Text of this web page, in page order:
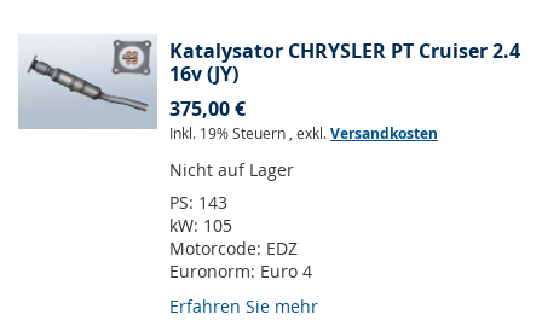
Katalysator CHRYSLER PT Cruiser 2.4
16v (JY)
375,00 €
Inkl. 19% Steuern , exkl.Versandkosten
Nicht auf Lager
PS: 143
kW: 105
Motorcode: EDZ
Euronorm: Euro 4
Erfahren Sie mehr